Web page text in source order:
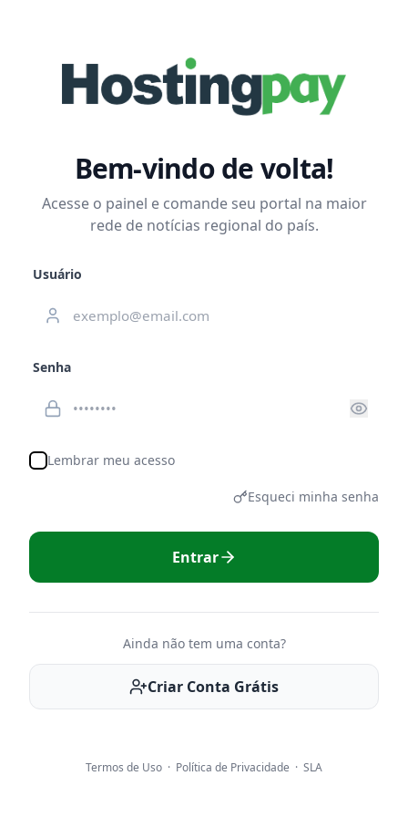
Bem-vindo de volta!
Acesse o painel e comande seu portal na maior
rede de notícias regional do país.
Usuário
Senha
Lembrar meu acesso
Esqueci minha senha
Entrar
Ainda não tem uma conta?
Criar Conta Grátis
Termos de Uso · Política de Privacidade · SLA